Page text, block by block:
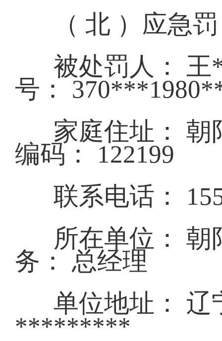
（ 北 ）应急
被处罚人：
号：
家庭住址：
编码： 122199
联系电
所在单位：
务： 总经
单位地址： 辽